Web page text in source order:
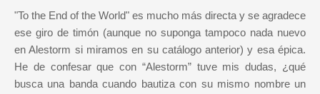
"To the End of the World" es mucho más directa y se agradece
ese giro de timón (aunque no suponga tampoco nada nuevo
en Alestorm si miramos en su catálogo anterior) y esa épica.
He de confesar que con “Alestorm” tuve mis dudas, ¿qué
busca una banda cuando bautiza con su mismo nombre un